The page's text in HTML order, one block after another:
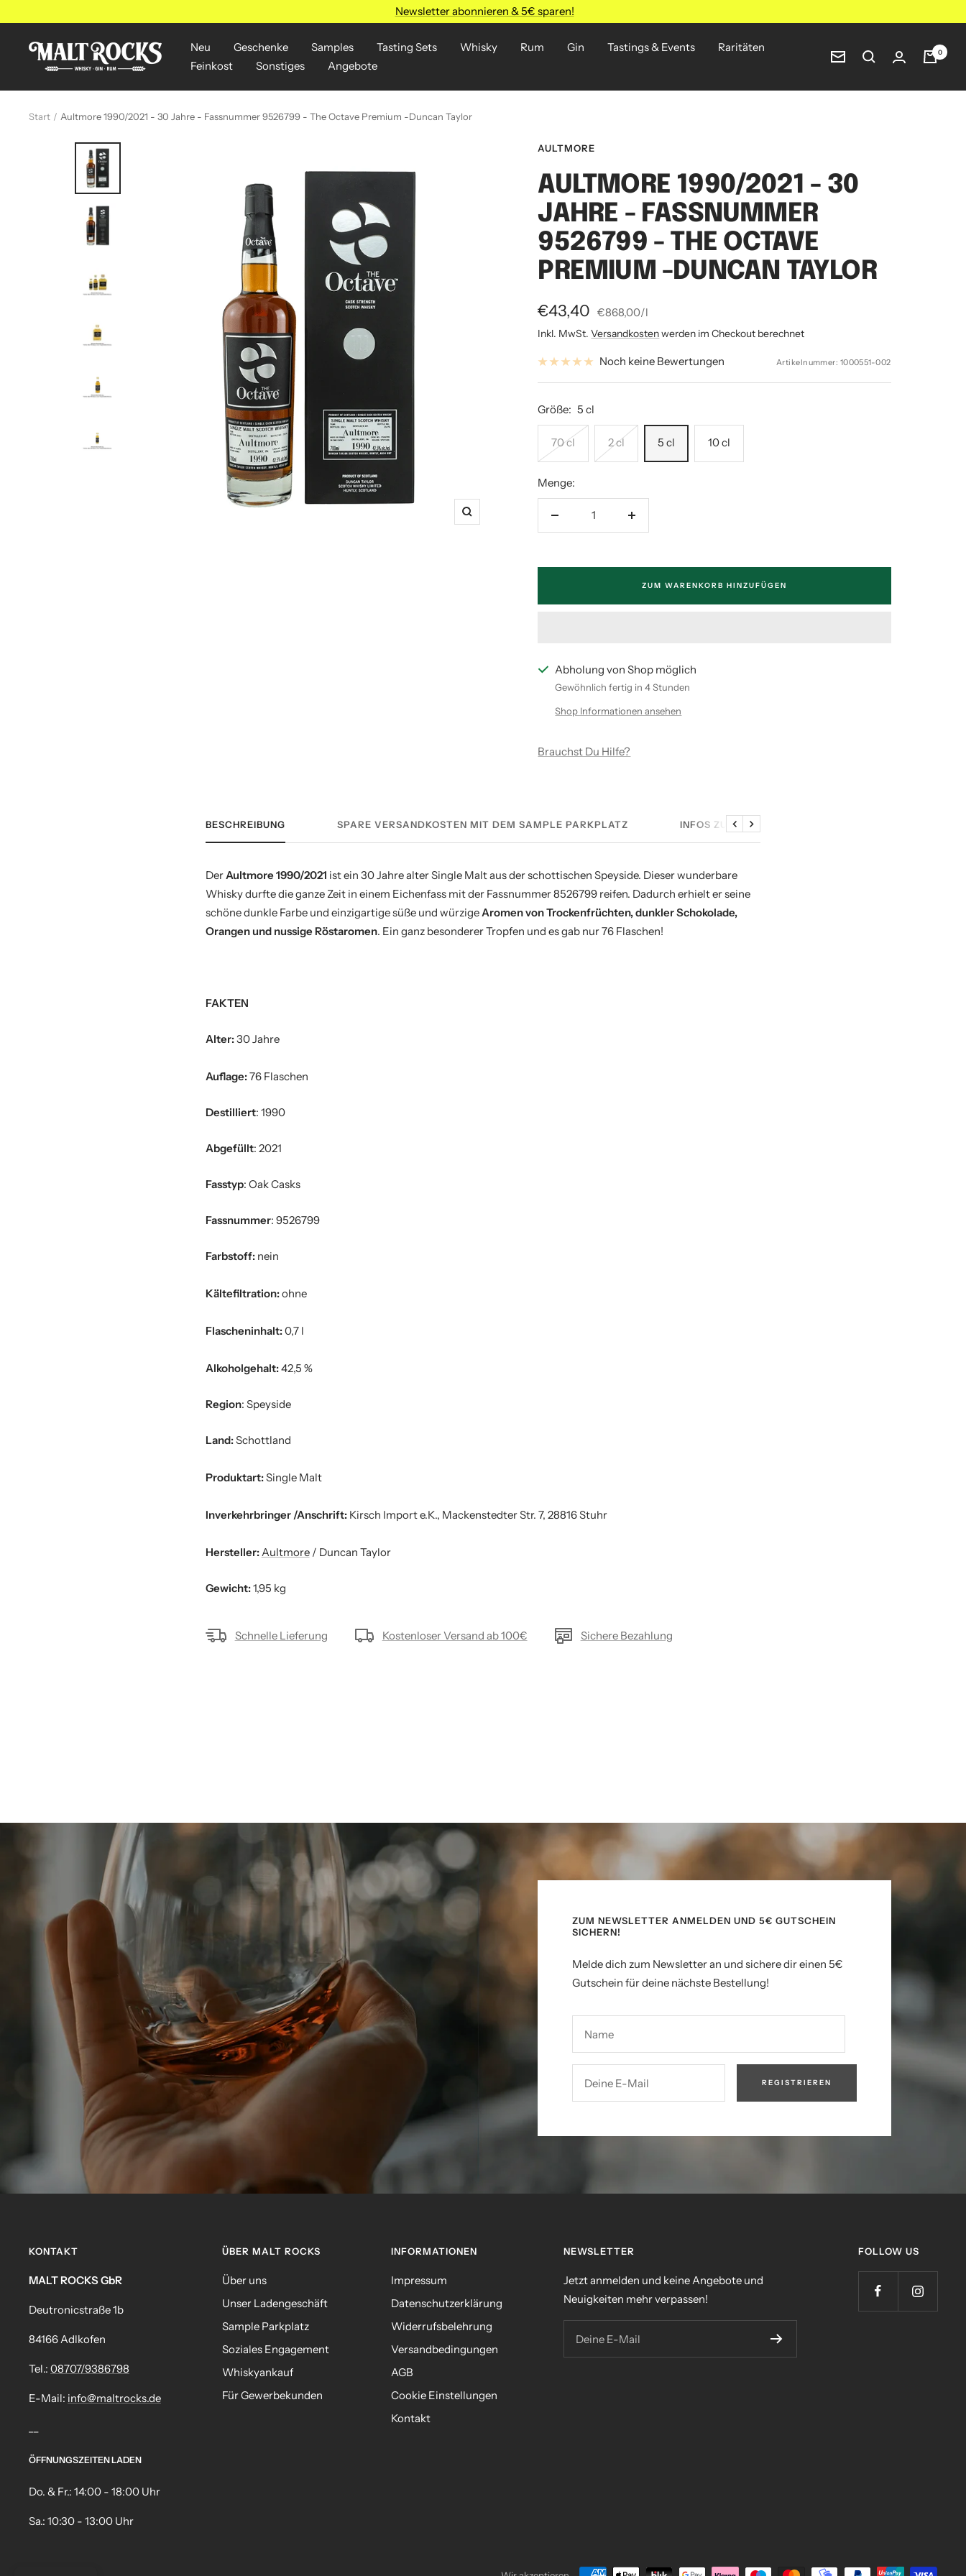
zum
Newsletter abonnieren & 5€ sparen!
Neu Geschenke Samples Tasting Sets Whisky Rum Gin Tastings & Events
Raritäten
Feinkost
Sonstiges Angebote
MALT
ROCKS
Newsletter
0
Start Aultmore 1990/2021 - 30 Jahre - Fassnummer 9526799 - The Octave Premium -Duncan Taylor
Zoom
AULTMORE
AULTMORE 1990/2021 - 30
JAHRE - FASSNUMMER
9526799 - THE OCTAVE
PREMIUM -DUNCAN TAYLOR
Angebotspreis
€43,40 €868,00/l
Inkl. MwSt.Versandkostenwerden im Checkout berechnet
Noch keine Bewertungen Artikelnummer: 1000551-002
Größe: 5 cl
70 cl 2 cl 5 cl 10 cl
Menge:
Menge
ZUM WARENKORB HINZUFÜGEN
Abholung von Shop möglich
Gewöhnlich fertig in 4 Stunden
Shop Informationen ansehen
Brauchst Du Hilfe?
BESCHREIBUNG SPARE VERSANDKOSTEN MIT DEM SAMPLE PARKPLATZ INFOS ZU DEN SAMPLES
ZurückWeiter
DerAultmore 1990/2021 ist ein 30 Jahre alter Single Malt aus der schottischen Speyside. Dieser wunderbare
Whisky durfte die ganze Zeit in einem Eichenfass mit der Fassnummer 8526799 reifen. Dadurch erhielt er seine
schöne dunkle Farbe und einzigartige süße und würzigeAromen von Trockenfrüchten, dunkler Schokolade,
Orangen und nussige Röstaromen. Ein ganz besonderer Tropfen und es gab nur 76 Flaschen!
FAKTEN
Alter:30 Jahre
Auflage:76 Flaschen
Destilliert: 1990
Abgefüllt: 2021
Fasstyp: Oak Casks
Fassnummer: 9526799
Farbstoff: nein
Kältefiltration:ohne
Flascheninhalt:0,7 l
Alkoholgehalt:42,5 %
Region: Speyside
Land:Schottland
Produktart:Single Malt
Inverkehrbringer /Anschrift: Kirsch Import e.K., Mackenstedter Str. 7, 28816 Stuhr
Hersteller:Aultmore/ Duncan Taylor
Gewicht:1,95 kg
Schnelle Lieferung Kostenloser Versand ab 100€ Sichere Bezahlung
ZUM NEWSLETTER ANMELDEN UND 5€ GUTSCHEIN
SICHERN!
Melde dich zum Newsletter an und sichere dir einen 5€
Gutschein für deine nächste Bestellung!
Name
Deine E-Mail REGISTRIEREN
KONTAKT
MALT ROCKS GbR
Deutronicstraße 1b
84166 Adlkofen
Tel.: 08707/9386798
E-Mail: info@maltrocks.de
ÖFFNUNGSZEITEN LADEN
Do. & Fr.: 14:00 - 18:00 Uhr
Sa.: 10:30 - 13:00 Uhr
ÜBER MALT ROCKS
Über uns
Unser Ladengeschäft
Sample Parkplatz
Soziales Engagement
Whiskyankauf
Für Gewerbekunden
INFORMATIONEN
Impressum
Datenschutzerklärung
Widerrufsbelehrung
Versandbedingungen
AGB
Cookie Einstellungen
Kontakt
NEWSLETTER
Jetzt anmelden und keine Angebote und
Neuigkeiten mehr verpassen!
Deine E-Mail
FOLLOW US